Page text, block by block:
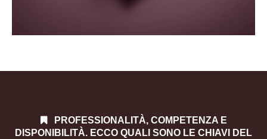
PROFESSIONALITÀ, COMPETENZA E
DISPONIBILITÀ. ECCO QUALI SONO LE CHIAVI DEL